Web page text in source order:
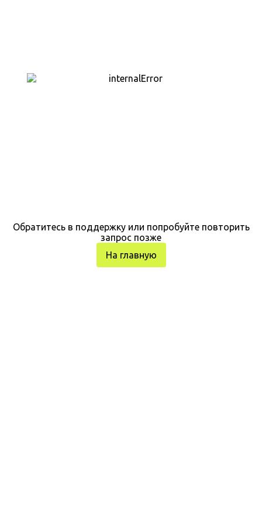
Обратитесь в поддержку или попробуйте повторить
запрос позже
На главную